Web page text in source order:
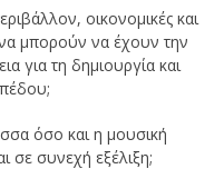
οικονομικές και
να μπορούν να έχουν την
για τη δημιουργία και
όσο και η μουσική
σε συνεχή εξέλιξη;